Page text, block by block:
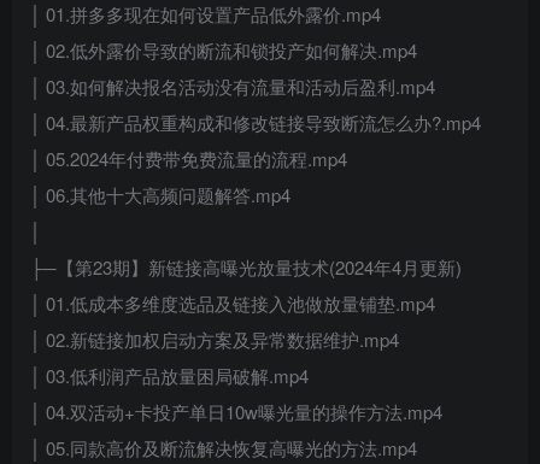
│ 01.拼多多现在如何设置产品低外露价.mp4
│ 02.低外露价导致的断流和锁投产如何解决.mp4
│ 03.如何解决报名活动没有流量和活动后盈利.mp4
│ 04.最新产品权重构成和修改链接导致断流怎么办?.mp4
│ 05.2024年付费带免费流量的流程.mp4
│ 06.其他十大高频问题解答.mp4
├─【第23期】新链接高曝光放量技术(2024年4月更新)
│ 01.低成本多维度选品及链接入池做放量铺垫.mp4
│ 02.新链接加权启动方案及异常数据维护.mp4
│ 03.低利润产品放量困局破解.mp4
│ 04.双活动+卡投产单日10w曝光量的操作方法.mp4
│ 05.同款高价及断流解决恢复高曝光的方法.mp4